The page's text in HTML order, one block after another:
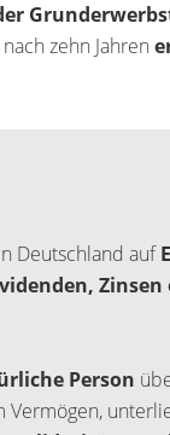
zehn Jahren
Deutschland auf
Person